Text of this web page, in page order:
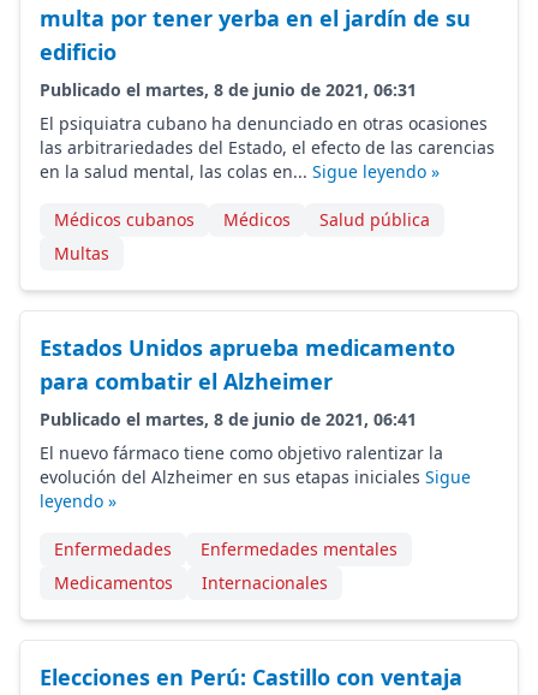
multa por tener yerba en el jardín de su
edificio
Publicado el martes, 8 de junio de 2021, 06:31
El psiquiatra cubano ha denunciado en otras ocasiones
las arbitrariedades del Estado, el efecto de las carencias
en la salud mental, las colas en... Sigue leyendo »
Médicos cubanos Médicos
Salud pública
Multas
Estados Unidos aprueba medicamento
para combatir el Alzheimer
Publicado el martes, 8 de junio de 2021, 06:41
El nuevo fármaco tiene como objetivo ralentizar la
evolución del Alzheimer en sus etapas iniciales Sigue
leyendo »
Enfermedades
Enfermedades mentales
Medicamentos
Internacionales
Elecciones en Perú: Castillo con ventaja